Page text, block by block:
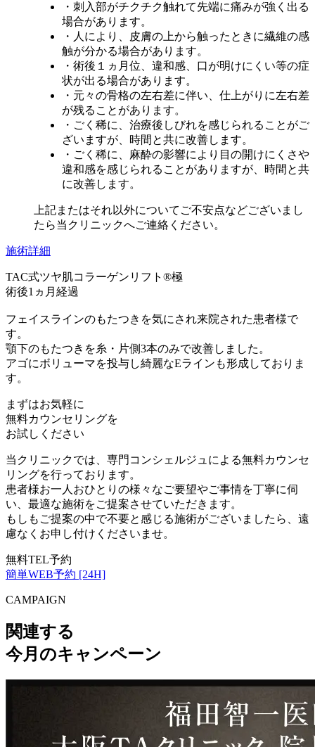
・刺入部がチクチク触れて先端に痛みが強く出る
場合があります。
・人により、皮膚の上から触ったときに繊維の感
触が分かる場合があります。
・術後１ヵ月位、違和感、口が明けにくい等の症
状が出る場合があります。
・元々の骨格の左右差に伴い、仕上がりに左右差
が残ることがあります。
・ごく稀に、治療後しびれを感じられることがご
ざいますが、時間と共に改善します。
・ごく稀に、麻酔の影響により目の開けにくさや
違和感を感じられることがありますが、時間と共
に改善します。
上記またはそれ以外についてご不安点などございまし
たら当クリニックへご連絡ください。
施術詳細
TAC式ツヤ肌コラーゲンリフト®極
術後1ヵ月経過
フェイスラインのもたつきを気にされ来院された患者様で
す。
顎下のもたつきを糸・片側3本のみで改善しました。
アゴにボリューマを投与し綺麗なEラインも形成しておりま
す。
まずはお気軽に
無料カウンセリングを
お試しください
当クリニックでは、専門コンシェルジュによる無料カウンセ
リングを行っております。
患者様お一人おひとりの様々なご要望やご事情を丁寧に伺
い、最適な施術をご提案させていただきます。
もしもご提案の中で不要と感じる施術がございましたら、遠
慮なくお申し付けくださいませ。
無料TEL予約
簡単WEB予約 [24H]
CAMPAIGN
関連する
今月のキャンペーン